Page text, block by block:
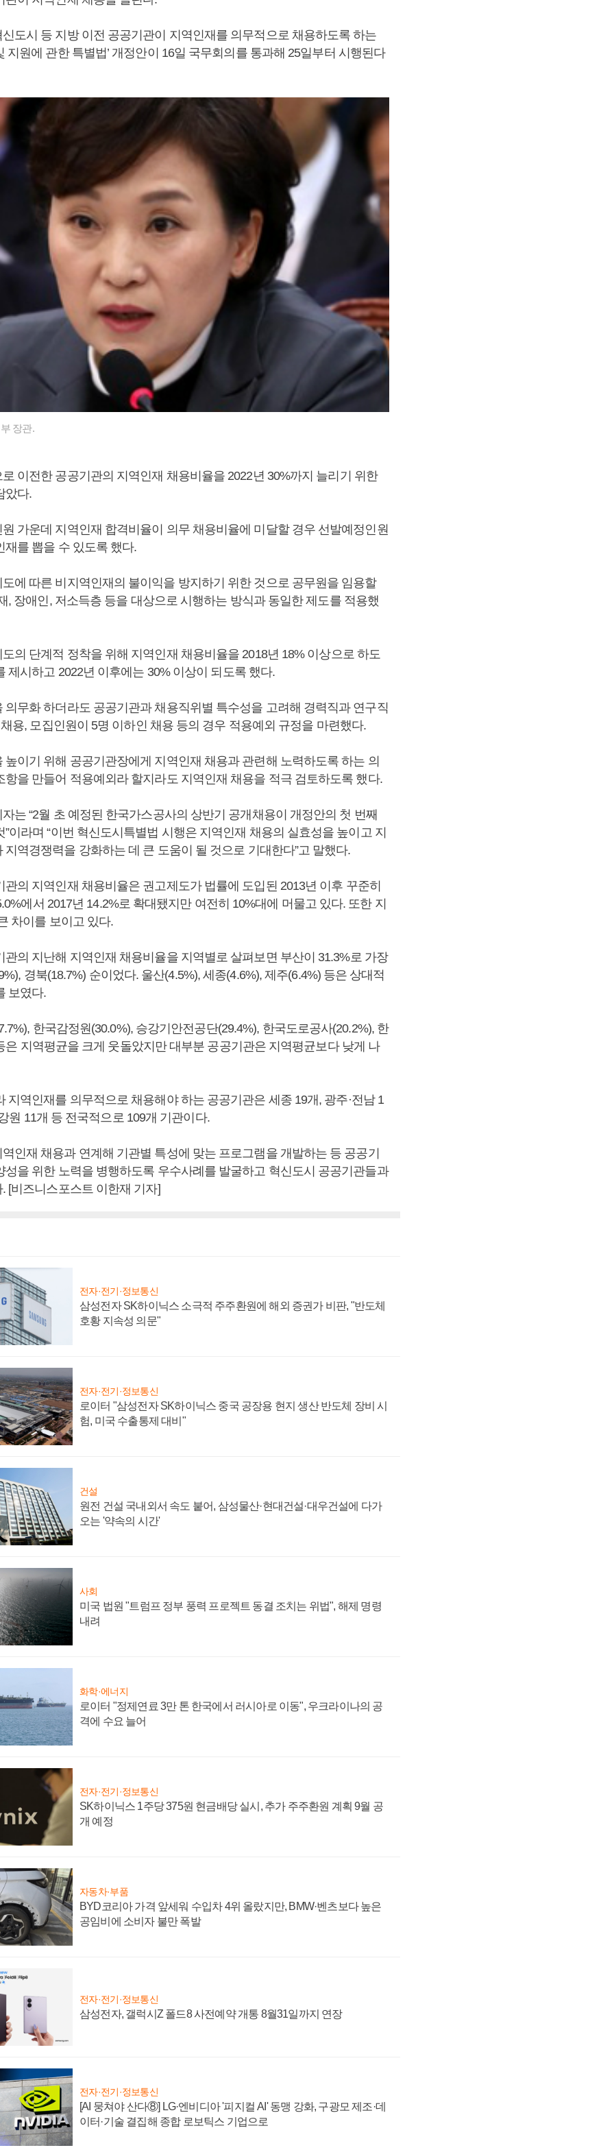
도시 등 지방 이전 공공기관이 지역인재를 의무적으로 채용하도록 하는
지원에 관한 특별법’ 개정안이 16일 국무회의를 통과해 25일부터 시행된다
장관.
이전한 공공기관의 지역인재 채용비율을 2022년 30%까지 늘리기 위한
았다.
가운데 지역인재 합격비율이 의무 채용비율에 미달할 경우 선발예정인원
재를 뽑을 수 있도록 했다.
에 따른 비지역인재의 불이익을 방지하기 위한 것으로 공무원을 임용할
, 장애인, 저소득층 등을 대상으로 시행하는 방식과 동일한 제도를 적용했
의 단계적 정착을 위해 지역인재 채용비율을 2018년 18% 이상으로 하도
제시하고 2022년 이후에는 30% 이상이 되도록 했다.
의무화 하더라도 공공기관과 채용직위별 특수성을 고려해 경력직과 연구직
용, 모집인원이 5명 이하인 채용 등의 경우 적용예외 규정을 마련했다.
높이기 위해 공공기관장에게 지역인재 채용과 관련해 노력하도록 하는 의
항을 만들어 적용예외라 할지라도 지역인재 채용을 적극 검토하도록 했다.
는 “2월 초 예정된 한국가스공사의 상반기 공개채용이 개정안의 첫 번째
이라며 “이번 혁신도시특별법 시행은 지역인재 채용의 실효성을 높이고 지
지역경쟁력을 강화하는 데 큰 도움이 될 것으로 기대한다”고 말했다.
관의 지역인재 채용비율은 권고제도가 법률에 도입된 2013년 이후 꾸준히
에서 2017년 14.2%로 확대됐지만 여전히 10%대에 머물고 있다. 또한 지
차이를 보이고 있다.
관의 지난해 지역인재 채용비율을 지역별로 살펴보면 부산이 31.3%로 가장
경북(18.7%) 순이었다. 울산(4.5%), 세종(4.6%), 제주(6.4%) 등은 상대적
보였다.
한국감정원(30.0%), 승강기안전공단(29.4%), 한국도로공사(20.2%), 한
은 지역평균을 크게 웃돌았지만 대부분 공공기관은 지역평균보다 낮게 나
지역인재를 의무적으로 채용해야 하는 공공기관은 세종 19개, 광주·전남 1
원 11개 등 전국적으로 109개 기관이다.
인재 채용과 연계해 기관별 특성에 맞는 프로그램을 개발하는 등 공공기
성을 위한 노력을 병행하도록 우수사례를 발굴하고 혁신도시 공공기관들과
[비즈니스포스트 이한재 기자]
전자·전기·정보통신
삼성전자 SK하이닉스 소극적 주주환원에 해외 증권가 비판, "반도체
호황 지속성 의문"
전자·전기·정보통신
로이터 "삼성전자 SK하이닉스 중국 공장용 현지 생산 반도체 장비 시
험, 미국 수출통제 대비"
건설
원전 건설 국내외서 속도 붙어, 삼성물산·현대건설·대우건설에 다가
오는 '약속의 시간'
사회
미국 법원 "트럼프 정부 풍력 프로젝트 동결 조치는 위법", 해제 명령
내려
화학·에너지
로이터 "정제연료 3만 톤 한국에서 러시아로 이동", 우크라이나의 공
격에 수요 늘어
전자·전기·정보통신
SK하이닉스 1주당 375원 현금배당 실시, 추가 주주환원 계획 9월 공
개 예정
자동차·부품
BYD코리아 가격 앞세워 수입차 4위 올랐지만, BMW·벤츠보다 높은
공임비에 소비자 불만 폭발
전자·전기·정보통신
삼성전자, 갤럭시Z 폴드8 사전예약 개통 8월31일까지 연장
전자·전기·정보통신
[AI 뭉쳐야 산다⑧] LG·엔비디아 '피지컬 AI' 동맹 강화, 구광모 제조·데
이터·기술 결집해 종합 로보틱스 기업으로